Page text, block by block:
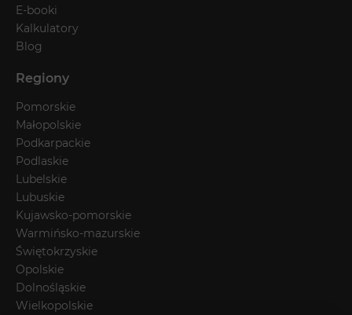
E-booki
Kalkulatory
Blog
Regiony
Pomorskie
Małopolskie
Podkarpackie
Podlaskie
Lubelskie
Lubuskie
Kujawsko-pomorskie
Warmińsko-mazurskie
Świętokrzyskie
Opolskie
Dolnośląskie
Wielkopolskie